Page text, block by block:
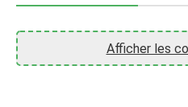
Afficher les